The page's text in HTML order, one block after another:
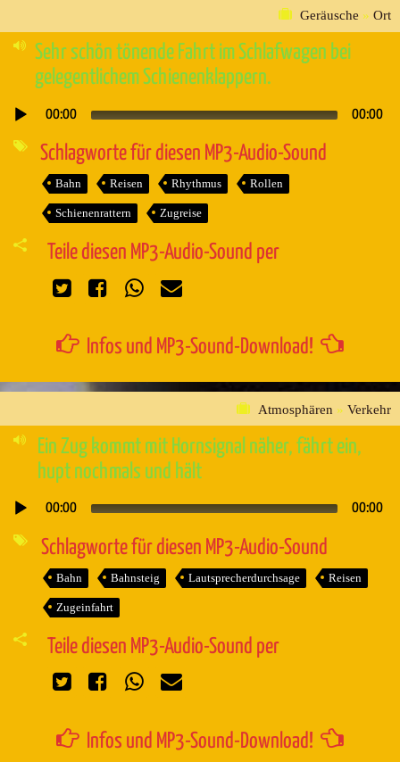
Geräusche » Ort
Sehr schön tönende Fahrt im Schlafwagen bei
gelegentlichem Schienenklappern.
Audio-
00:00 00:00
Schlagworte für diesen MP3-Audio-Sound
Bahn Reisen Rhythmus Rollen
Schienenrattern Zugreise
Teile diesen MP3-Audio-Sound per
Infos und MP3-Sound-Download!
Atmosphären » Verkehr
Ein Zug kommt mit Hornsignal näher, fährt ein,
hupt nochmals und hält
Audio-
00:00 00:00
Schlagworte für diesen MP3-Audio-Sound
Bahn Bahnsteig Lautsprecherdurchsage Reisen
Zugeinfahrt
Teile diesen MP3-Audio-Sound per
Infos und MP3-Sound-Download!